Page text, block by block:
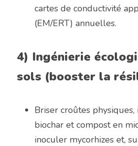
cartes de conductivité
(EM/ERT) annuelles.
4) Ingénierie
sols (booster la
Briser croûtes
biochar et compost en
inoculer mycorhizes et,